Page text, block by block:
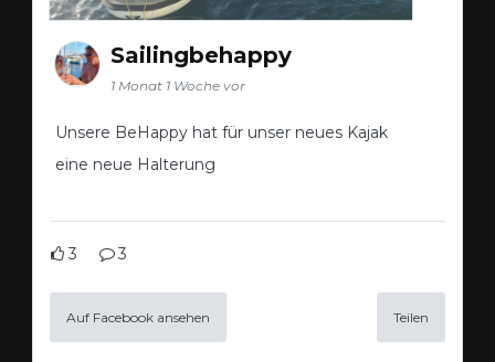
Sailingbehappy
1 Monat 1 Woche vor
Unsere BeHappy hat für unser neues Kajak
eine neue Halterung
3 3
Auf Facebook ansehen Teilen